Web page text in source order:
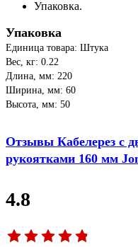
Упаковка.
Упаковка
Единица товара: Штука
Вес, кг: 0.22
Длина, мм: 220
Ширина, мм: 60
Высота, мм: 50
Отзывы Кабелерез с
рукоятками 160 мм
4.8